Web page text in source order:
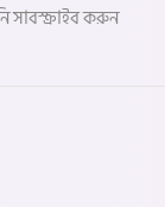
সাবস্ক্রাইব করুন